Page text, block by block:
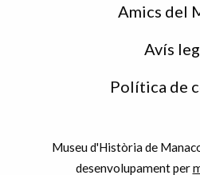
Amics del
Avís
Política de
Museu d'Història de
desenvolupament per